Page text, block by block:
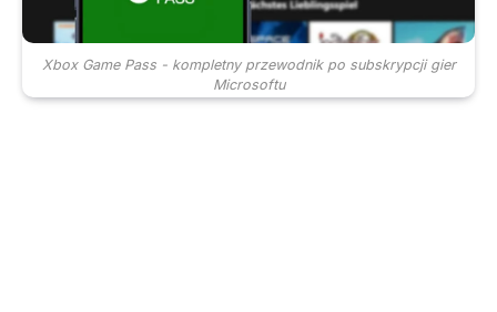
Xbox Game Pass - kompletny przewodnik po subskrypcji gier
Microsoftu